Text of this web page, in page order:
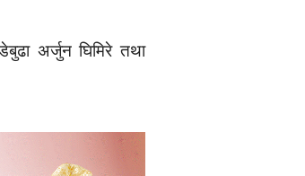
अर्जुन घिमिरे तथा